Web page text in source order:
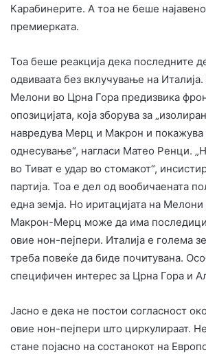
Карабинерите. А тоа не беше
премиерката.
Тоа беше реакција дека последните
одвиваата без вклучување на
Мелони во Црна Гора предизвика
опозицијата, која зборува за
навредува Мерц и Макрон и покажува
однесување“, нагласи Матео Ренци.
во Тиват е удар во стомакот“,
партија. Тоа е дел од вообичаената
една земја. Но иритацијата на Мелони
Макрон-Мерц може да има
овие нон-пејпери. Италија е голема
треба повеќе да биде почитувана.
специфичен интерес за Црна Гора и
Јасно е дека не постои согласност
овие нон-пејпери што циркулираат.
стане појасно на состанокот на